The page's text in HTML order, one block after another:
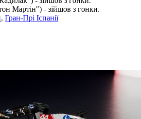
Мартін") - зійшов з гонки.
, Гран-Прі Іспанії